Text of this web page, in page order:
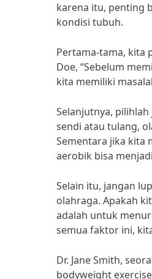
karena itu, penting
kondisi tubuh.
Pertama-tama, kita
Doe, “Sebelum
kita memiliki
Selanjutnya,
sendi atau tulang,
Sementara jika kita
aerobik bisa
Selain itu, jangan
olahraga. Apakah
adalah untuk
semua faktor ini,
Dr. Jane Smith,
bodyweight